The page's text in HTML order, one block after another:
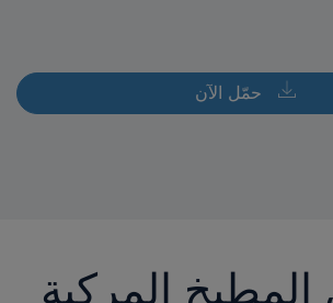
حمّل الآن
المركبة